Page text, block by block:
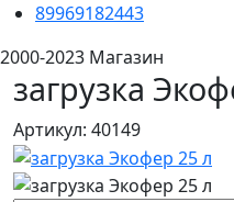
89969182443
2000-2023 Магазин
загрузка
Артикул: 40149